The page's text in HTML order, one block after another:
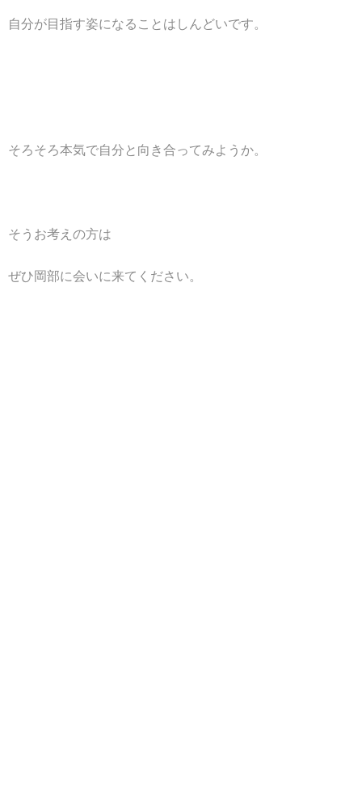
自分が目指す姿になることはしんどいです。
そろそろ本気で自分と向き合ってみようか。
そうお考えの方は
ぜひ岡部に会いに来てください。